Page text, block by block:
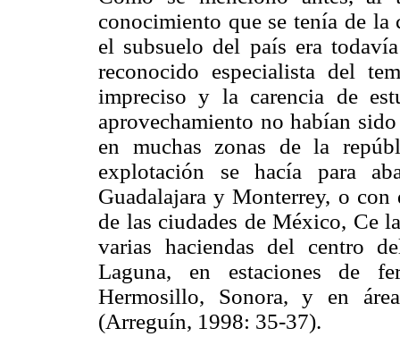
conocimiento que se tenía de la
el subsuelo del país era
reconocido especialista del
impreciso y la carencia de
aprovechamiento no habían
en muchas zonas de la
explotación se hacía para
Guadalajara y Monterrey, o
de las ciudades de México, Ce
varias haciendas del centro
Laguna, en estaciones de
Hermosillo, Sonora, y en
(Arreguín, 1998: 35-37).